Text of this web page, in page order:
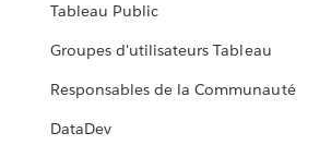
Tableau Public
Groupes d'utilisateurs Tableau
Responsables de la Communauté
DataDev